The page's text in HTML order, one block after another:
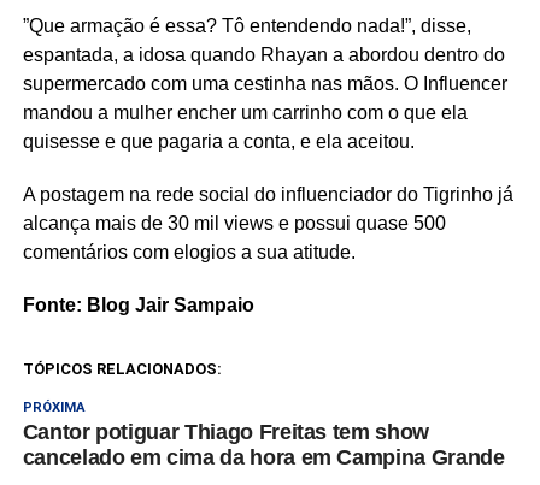
”Que armação é essa? Tô entendendo nada!”, disse,
espantada, a idosa quando Rhayan a abordou dentro do
supermercado com uma cestinha nas mãos. O Influencer
mandou a mulher encher um carrinho com o que ela
quisesse e que pagaria a conta, e ela aceitou.
A postagem na rede social do influenciador do Tigrinho já
alcança mais de 30 mil views e possui quase 500
comentários com elogios a sua atitude.
Fonte: Blog Jair Sampaio
TÓPICOS RELACIONADOS:
PRÓXIMA
Cantor potiguar Thiago Freitas tem show
cancelado em cima da hora em Campina Grande